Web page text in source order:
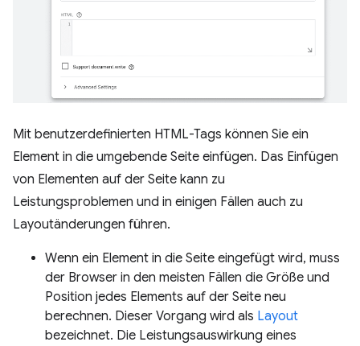
Mit benutzerdefinierten HTML-Tags können Sie ein
Element in die umgebende Seite einfügen. Das Einfügen
von Elementen auf der Seite kann zu
Leistungsproblemen und in einigen Fällen auch zu
Layoutänderungen führen.
Wenn ein Element in die Seite eingefügt wird, muss
der Browser in den meisten Fällen die Größe und
Position jedes Elements auf der Seite neu
berechnen. Dieser Vorgang wird als Layout
bezeichnet. Die Leistungsauswirkung eines